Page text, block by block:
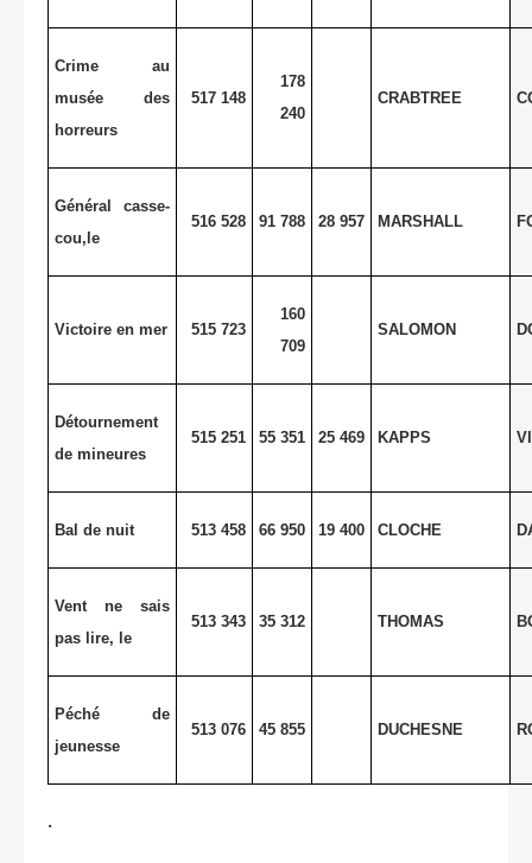
Crime au
musée des
horreurs
517 148
178
240
CRABTREE
Général casse-
cou,le
516 528 91 788 28 957 MARSHALL
Victoire en mer 515 723
160
709
SALOMON
Détournement
de mineures
515 251 55 351 25 469 KAPPS
Bal de nuit 513 458 66 950 19 400 CLOCHE
Vent ne sais
pas lire, le
513 343 35 312 THOMAS
Péché de
jeunesse
513 076 45 855 DUCHESNE
.